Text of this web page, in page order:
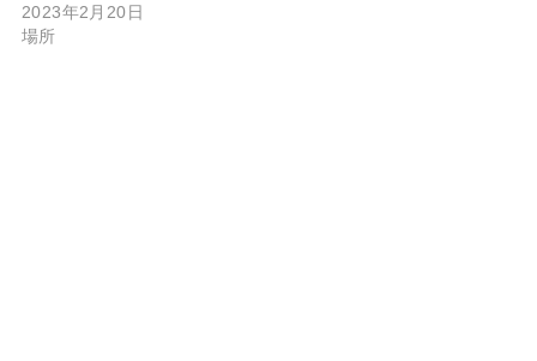
2023年2月20日
場所